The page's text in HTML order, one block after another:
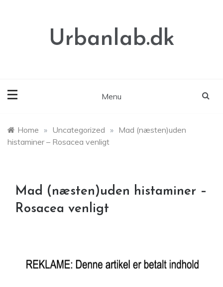
Urbanlab.dk
Menu
Home » Uncategorized » Mad (næsten)uden
histaminer – Rosacea venligt
Mad (næsten)uden histaminer –
Rosacea venligt